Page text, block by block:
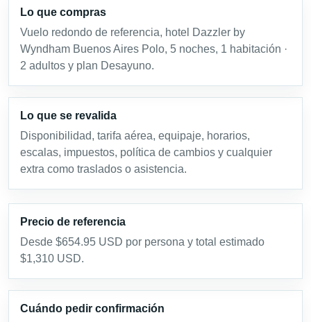
Lo que compras
Vuelo redondo de referencia, hotel Dazzler by
Wyndham Buenos Aires Polo, 5 noches, 1 habitación ·
2 adultos y plan Desayuno.
Lo que se revalida
Disponibilidad, tarifa aérea, equipaje, horarios,
escalas, impuestos, política de cambios y cualquier
extra como traslados o asistencia.
Precio de referencia
Desde $654.95 USD por persona y total estimado
$1,310 USD.
Cuándo pedir confirmación